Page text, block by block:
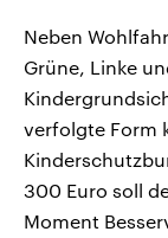
Neben
Grüne, Linke
verfolgte Form
300 Euro soll
Moment